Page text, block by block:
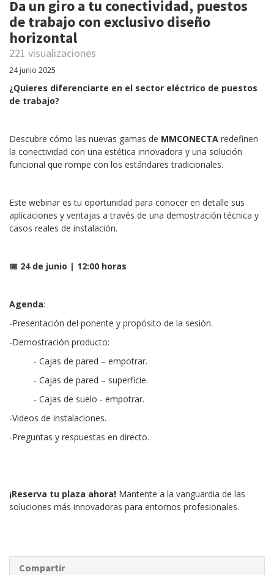
Da un giro a tu conectividad, puestos
de trabajo con exclusivo diseño
horizontal
221 visualizaciones
24 junio 2025
¿Quieres diferenciarte en el sector eléctrico de puestos
de trabajo?
Descubre cómo las nuevas gamas de MMCONECTA redefinen
la conectividad con una estética innovadora y una solución
funcional que rompe con los estándares tradicionales.
Este webinar es tu oportunidad para conocer en detalle sus
aplicaciones y ventajas a través de una demostración técnica y
casos reales de instalación.
📅 24 de junio | 12:00 horas
Agenda:
-Presentación del ponente y propósito de la sesión.
-Demostración producto:
- Cajas de pared – empotrar.
- Cajas de pared – superficie.
- Cajas de suelo - empotrar.
-Videos de instalaciones.
-Preguntas y respuestas en directo.
¡Reserva tu plaza ahora! Mantente a la vanguardia de las
soluciones más innovadoras para entornos profesionales.
Compartir